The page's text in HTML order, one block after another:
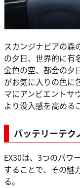
スカンジナビアの森
の夕日、世界的に有
金色の空、都会の夕
がお気に入りの色に
マにアンビエントサ
より没入感を高める
バッテリーテク
EX30は、3つのパワ
することで、その魅
る。